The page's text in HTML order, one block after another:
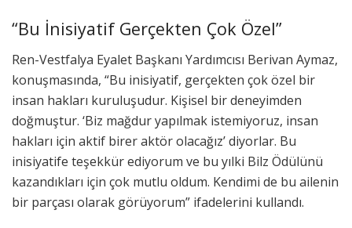
“Bu İnisiyatif Gerçekten Çok Özel”
Ren-Vestfalya Eyalet Başkanı Yardımcısı Berivan Aymaz,
konuşmasında, “Bu inisiyatif, gerçekten çok özel bir
insan hakları kuruluşudur. Kişisel bir deneyimden
doğmuştur. ‘Biz mağdur yapılmak istemiyoruz, insan
hakları için aktif birer aktör olacağız’ diyorlar. Bu
inisiyatife teşekkür ediyorum ve bu yılki Bilz Ödülünü
kazandıkları için çok mutlu oldum. Kendimi de bu ailenin
bir parçası olarak görüyorum” ifadelerini kullandı.